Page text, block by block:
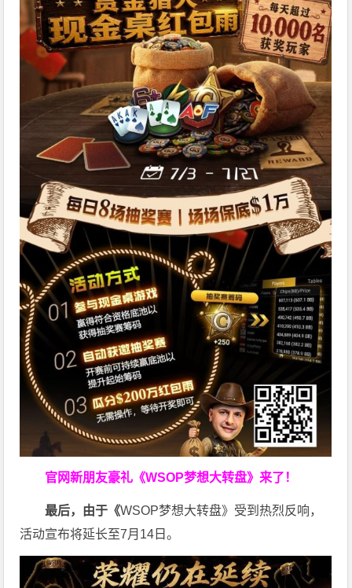
官网新朋友豪礼 《WSOP梦想大转盘》来了！
最后，由于《WSOP梦想大转盘》受到热烈反响，
活动宣布将延长至7月14日。